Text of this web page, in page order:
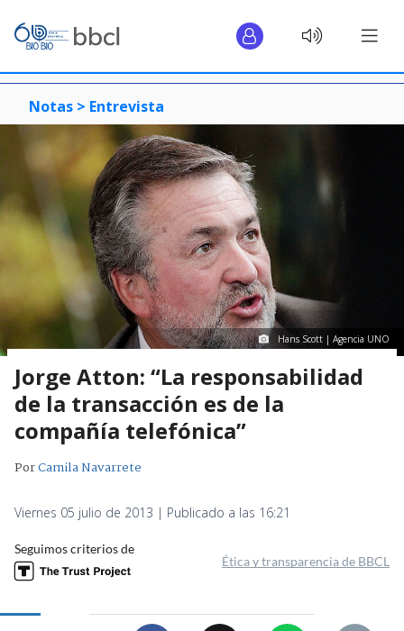
Notas > Entrevista
Hans Scott | Agencia UNO
Jorge Atton: “La responsabilidad
de la transacción es de la
compañía telefónica”
PorCamila Navarrete
Viernes 05 julio de 2013 | Publicado a las 16:21
Seguimos criterios de
Ética y transparencia de BBCL